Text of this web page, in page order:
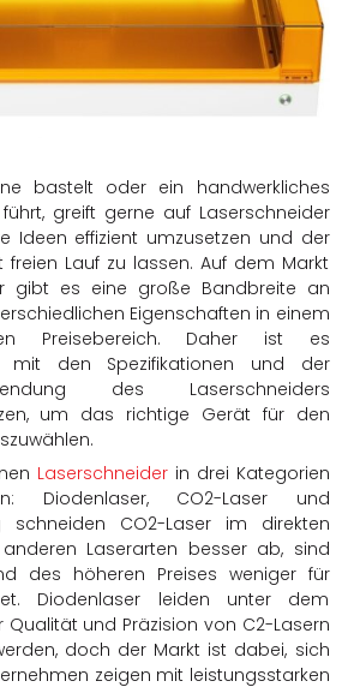
bastelt oder ein handwerkliches
greift gerne auf Laserschneider
Ideen effizient umzusetzen und der
freien Lauf zu lassen. Auf dem Markt
gibt es eine große Bandbreite an
Eigenschaften in einem
Preisebereich. Daher ist es
mit den Spezifikationen und der
des Laserschneiders
um das richtige Gerät für den
Laserschneider in drei Kategorien
: Diodenlaser, CO2-Laser und
schneiden CO2-Laser im direkten
Laserarten besser ab, sind
des höheren Preises weniger für
Diodenlaser leiden unter dem
Qualität und Präzision von C2-Lasern
doch der Markt ist dabei, sich
zeigen mit leistungsstarken